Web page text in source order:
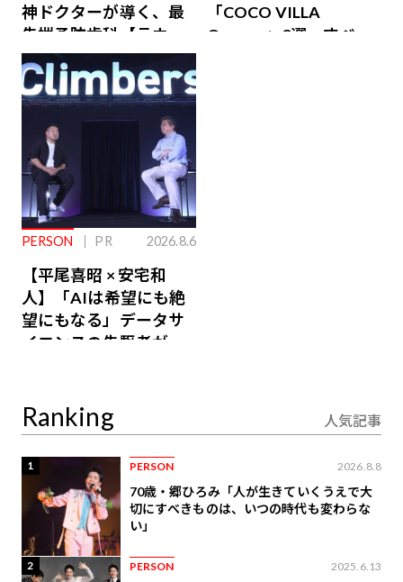
神ドクターが導く、最
先端予防歯科【ラウン
ジ会員特典あり】
「COCO VILLA
Owners」3選。すべて
PERSON PR 2026.8.6
【平尾喜昭 × 安宅和
人】「AIは希望にも絶
望にもなる」データサ
イエンスの先駆者が語
Ranking 人気記事
1 PERSON 2026.8.8
70歳・郷ひろみ「人が生きていくうえで大
切にすべきものは、いつの時代も変わらな
い」
2 PERSON 2025.6.13